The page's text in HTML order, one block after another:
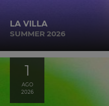
LA VILLA
SUMMER 2026
1
AGO
2026